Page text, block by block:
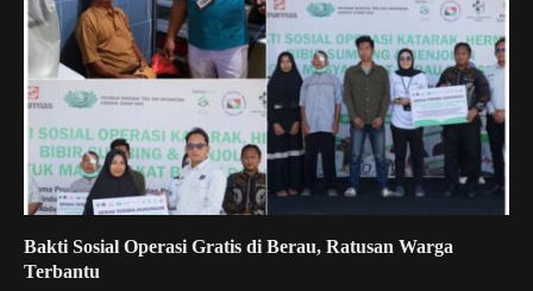
Bakti Sosial Operasi Gratis di Berau, Ratusan Warga
Terbantu